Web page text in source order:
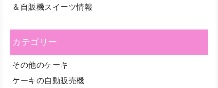
＆自販機スイーツ情報
カテゴリー
その他のケーキ
ケーキの自動販売機